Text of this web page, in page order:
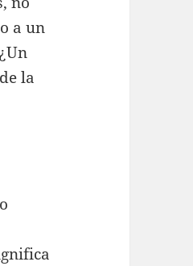
a un
la